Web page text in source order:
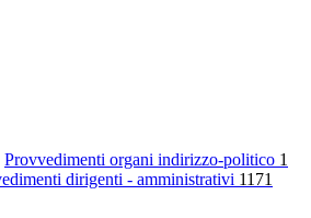
Provvedimenti organi indirizzo-politico 1
dirigenti - amministrativi 1171